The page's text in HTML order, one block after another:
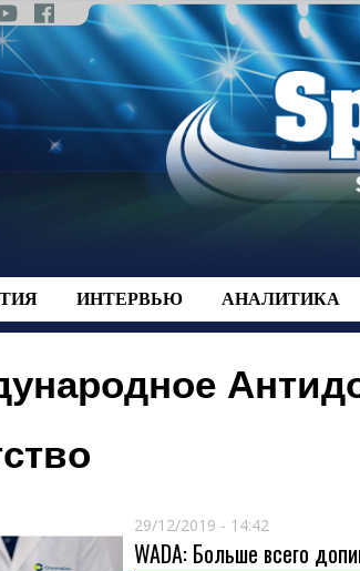
ИНТЕРВЬЮ АНАЛИТИКА
29/12/2019 - 14:42
WADA: Больше всего